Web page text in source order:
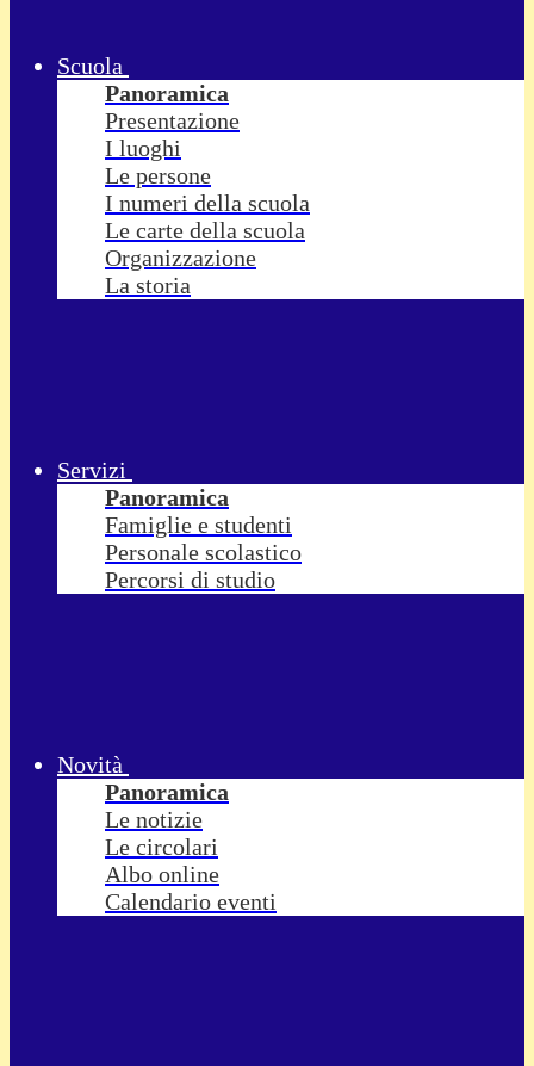
Scuola
Panoramica
Presentazione
I luoghi
Le persone
I numeri della scuola
Le carte della scuola
Organizzazione
La storia
Servizi
Panoramica
Famiglie e studenti
Personale scolastico
Percorsi di studio
Novità
Panoramica
Le notizie
Le circolari
Albo online
Calendario eventi